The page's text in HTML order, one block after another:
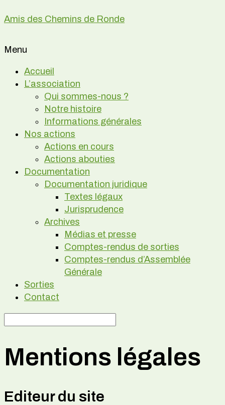
Amis des Chemins de Ronde
Menu
Accueil
L’association
Qui sommes-nous ?
Notre histoire
Informations générales
Nos actions
Actions en cours
Actions abouties
Documentation
Documentation juridique
Textes légaux
Jurisprudence
Archives
Médias et presse
Comptes-rendus de sorties
Comptes-rendus d’Assemblée
Générale
Sorties
Contact
Mentions légales
Editeur du site